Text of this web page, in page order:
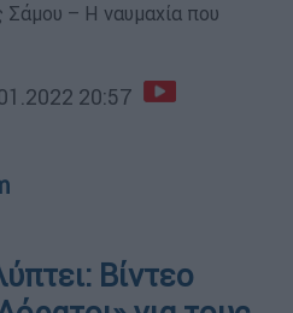
Σάμου – Η ναυμαχία που
20:57
Βίντεο